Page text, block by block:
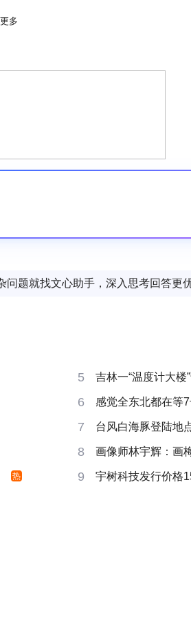
更多
问题就找文心助手，深入思考回答更
5 吉林一“温度计大楼
6 感觉全东北都在等
7 台风白海豚登陆地
8 画像师林宇辉：画
热 9 宇树科技发行价格